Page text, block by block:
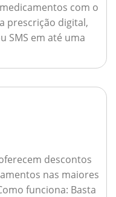
com o
prescrição digital,
SMS em até uma
descontos
nas maiores
funciona: Basta